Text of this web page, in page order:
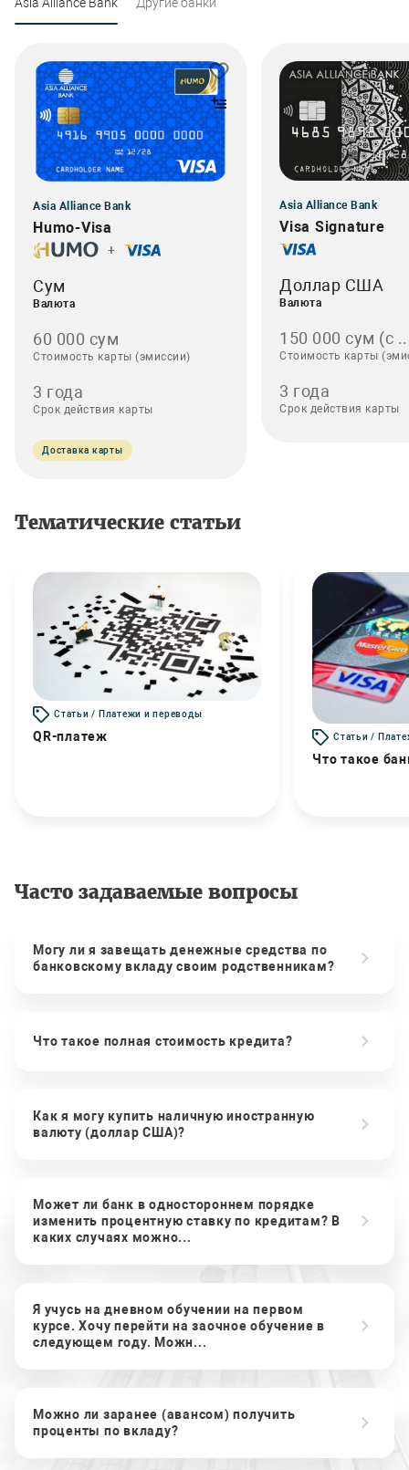
Asia Alliance Bank
Humo-Visa
+
Сум
Валюта
60 000 сум
Стоимость карты (эмиссии)
3 года
Срок действия карты
Доставка карты
Asia Alliance Bank
Visa Signature
Доллар США
Валюта
150 000 сум (с
Стоимость карты
3 года
Срок действия карты
Тематические статьи
Статьи / Платежи и переводы
QR-платеж Статьи /
Что такое
Часто задаваемые вопросы
Могу ли я завещать денежные средства по
банковскому вкладу своим родственникам?
Что такое полная стоимость кредита?
Как я могу купить наличную иностранную
валюту (доллар США)?
Может ли банк в одностороннем порядке
изменить процентную ставку по кредитам? В
каких случаях можно...
Я учусь на дневном обучении на первом
курсе. Хочу перейти на заочное обучение в
следующем году. Можн...
Можно ли заранее (авансом) получить
проценты по вкладу?